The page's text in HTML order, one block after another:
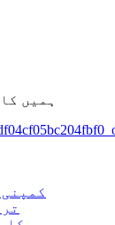
ہمیں کال